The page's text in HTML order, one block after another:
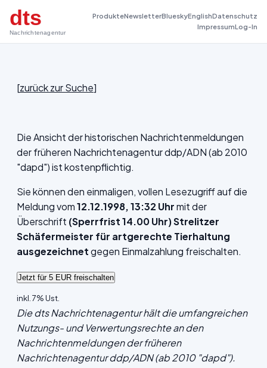
dts
Nachrichtenagentur
ProdukteNewsletterBlueskyEnglishDatenschutz
ImpressumLog-In
[zurück zur Suche]
Die Ansicht der historischen Nachrichtenmeldungen
der früheren Nachrichtenagentur ddp/ADN (ab 2010
"dapd") ist kostenpflichtig.
Sie können den einmaligen, vollen Lesezugriff auf die
Meldung vom12.12.1998, 13:32 Uhrmit der
Überschrift (Sperrfrist 14.00 Uhr) Strelitzer
Schäfermeister für artgerechte Tierhaltung
ausgezeichnetgegen Einmalzahlung freischalten.
inkl. 7% Ust.
Die dts Nachrichtenagentur hält die umfangreichen
Nutzungs- und Verwertungsrechte an den
Nachrichtenmeldungen der früheren
Nachrichtenagentur ddp/ADN (ab 2010 "dapd").